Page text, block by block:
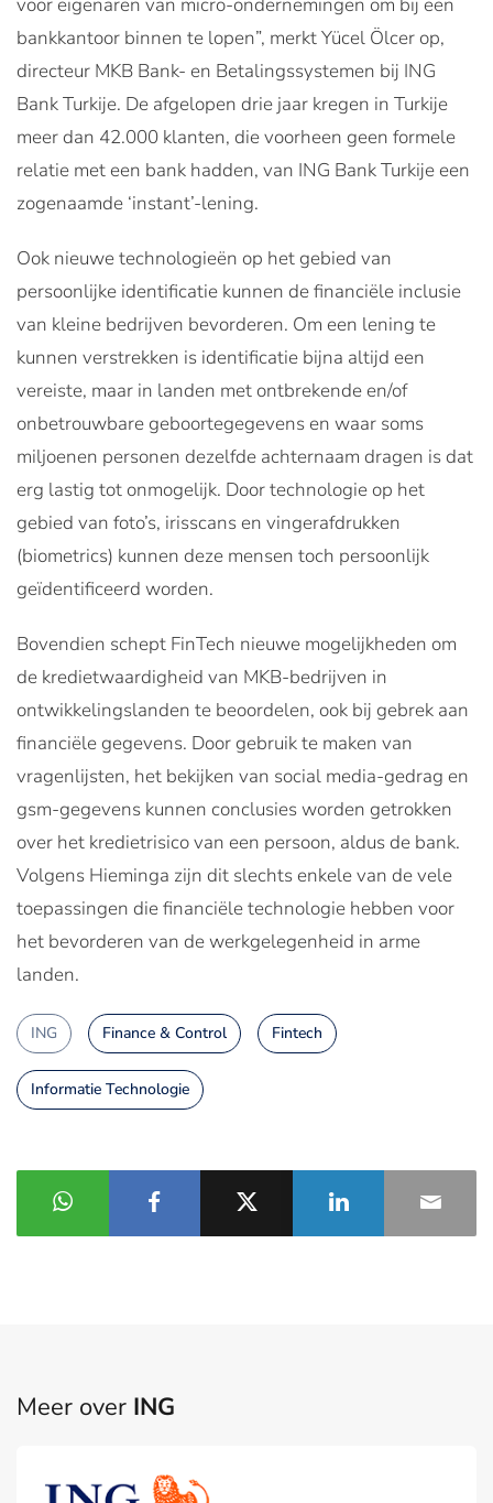
voor eigenaren van micro-ondernemingen om bij een
bankkantoor binnen te lopen”, merkt Yücel Ölcer op,
directeur MKB Bank- en Betalingssystemen bij ING
Bank Turkije. De afgelopen drie jaar kregen in Turkije
meer dan 42.000 klanten, die voorheen geen formele
relatie met een bank hadden, van ING Bank Turkije een
zogenaamde ‘instant’-lening.
Ook nieuwe technologieën op het gebied van
persoonlijke identificatie kunnen de financiële inclusie
van kleine bedrijven bevorderen. Om een lening te
kunnen verstrekken is identificatie bijna altijd een
vereiste, maar in landen met ontbrekende en/of
onbetrouwbare geboortegegevens en waar soms
miljoenen personen dezelfde achternaam dragen is dat
erg lastig tot onmogelijk. Door technologie op het
gebied van foto’s, irisscans en vingerafdrukken
(biometrics) kunnen deze mensen toch persoonlijk
geïdentificeerd worden.
Bovendien schept FinTech nieuwe mogelijkheden om
de kredietwaardigheid van MKB-bedrijven in
ontwikkelingslanden te beoordelen, ook bij gebrek aan
financiële gegevens. Door gebruik te maken van
vragenlijsten, het bekijken van social media-gedrag en
gsm-gegevens kunnen conclusies worden getrokken
over het kredietrisico van een persoon, aldus de bank.
Volgens Hieminga zijn dit slechts enkele van de vele
toepassingen die financiële technologie hebben voor
het bevorderen van de werkgelegenheid in arme
landen.
ING Finance & Control Fintech
Informatie Technologie
Meer over ING